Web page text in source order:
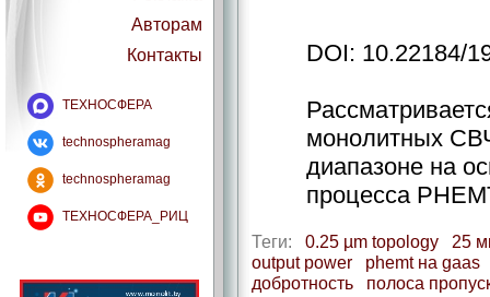
Авторам
Контакты
ТЕХНОСФЕРА
technospheramag
technospheramag
ТЕХНОСФЕРА_РИЦ
DOI: 10.22184/
монолитных
диапазоне на
процесса
Теги: 0.25 µm topology
25
output power
phemt на gaas
добротность
полоса